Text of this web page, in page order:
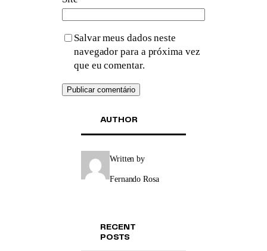
Salvar meus dados neste
navegador para a próxima vez
que eu comentar.
AUTHOR
Written by
Fernando Rosa
RECENT
POSTS